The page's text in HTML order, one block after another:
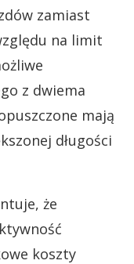
zamiast
na limit
z dwiema
mają
długości
że
koszty